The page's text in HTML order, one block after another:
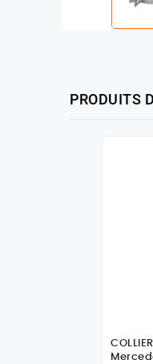
PRODUITS